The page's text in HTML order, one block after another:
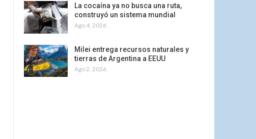
La cocaína ya no busca una ruta,
construyó un sistema mundial
Ago 4, 2026
Milei entrega recursos naturales y
tierras de Argentina a EEUU
Ago 2, 2026